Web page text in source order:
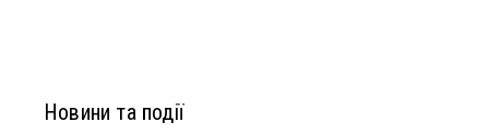
Новини та події